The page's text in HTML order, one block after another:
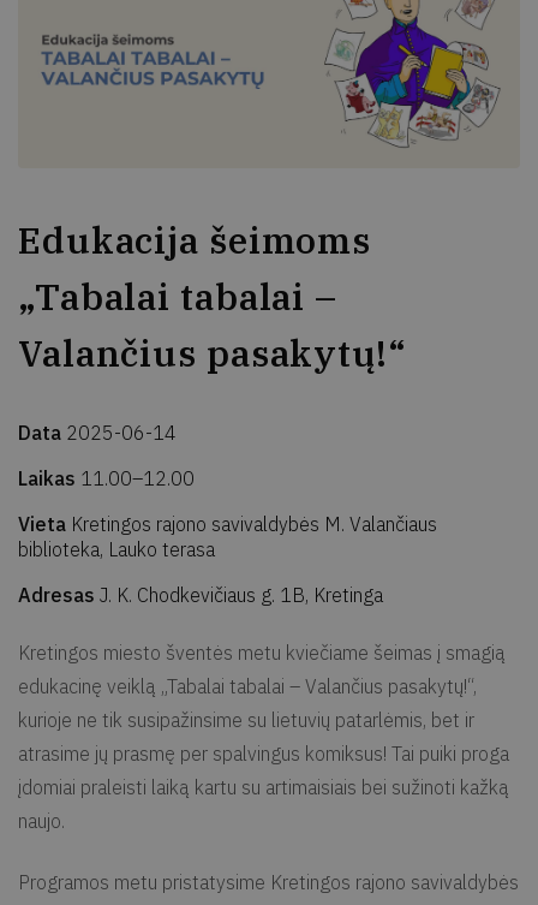
Edukacija šeimoms
„Tabalai tabalai –
Valančius pasakytų!“
Data 2025-06-14
Laikas 11.00–12.00
Vieta Kretingos rajono savivaldybės M. Valančiaus
biblioteka, Lauko terasa
Adresas J. K. Chodkevičiaus g. 1B, Kretinga
Kretingos miesto šventės metu kviečiame šeimas į smagią
edukacinę veiklą „Tabalai tabalai – Valančius pasakytų!“,
kurioje ne tik susipažinsime su lietuvių patarlėmis, bet ir
atrasime jų prasmę per spalvingus komiksus! Tai puiki proga
įdomiai praleisti laiką kartu su artimaisiais bei sužinoti kažką
naujo.
Programos metu pristatysime Kretingos rajono savivaldybės